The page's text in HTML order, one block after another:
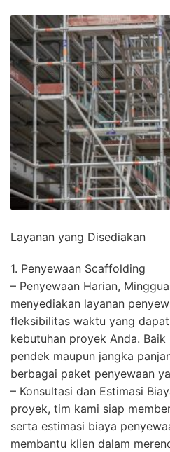
Layanan yang Disediakan
1. Penyewaan Scaffolding
– Penyewaan Harian,
menyediakan layanan
fleksibilitas waktu yang
kebutuhan proyek Anda.
pendek maupun jangka
berbagai paket penyewaan
– Konsultasi dan Estimasi
proyek, tim kami siap
serta estimasi biaya
membantu klien dalam